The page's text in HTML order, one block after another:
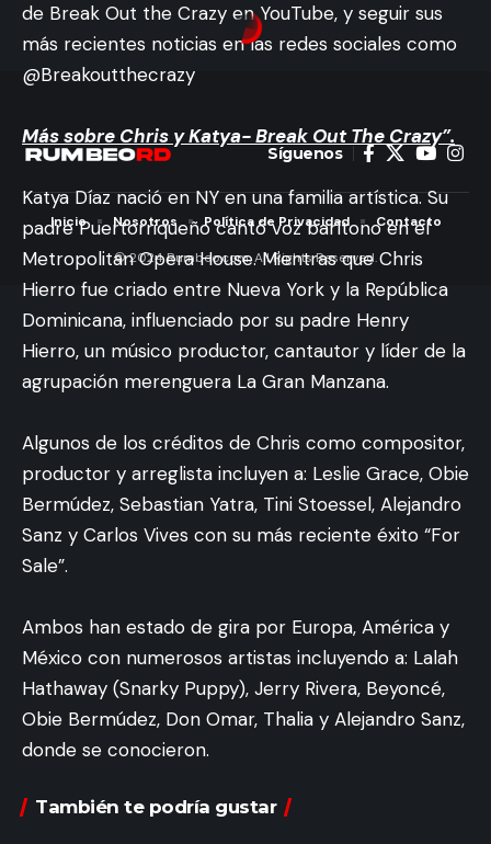
de Break Out the Crazy en YouTube, y seguir sus
más recientes noticias en las redes sociales como
@Breakoutthecrazy
Más sobre Chris y Katya- Break Out The Crazy”.
Katya Díaz nació en NY en una familia artística. Su
padre Puertorriqueño cantó voz barítono en el
Metropolitan Opera House. Mientras que Chris
Hierro fue criado entre Nueva York y la República
Dominicana, influenciado por su padre Henry
Hierro, un músico productor, cantautor y líder de la
agrupación merenguera La Gran Manzana.
Algunos de los créditos de Chris como compositor,
productor y arreglista incluyen a: Leslie Grace, Obie
Bermúdez, Sebastian Yatra, Tini Stoessel, Alejandro
Sanz y Carlos Vives con su más reciente éxito “For
Sale”.
Ambos han estado de gira por Europa, América y
México con numerosos artistas incluyendo a: Lalah
Hathaway (Snarky Puppy), Jerry Rivera, Beyoncé,
Obie Bermúdez, Don Omar, Thalia y Alejandro Sanz,
donde se conocieron.
También te podría gustar
Síguenos
© 2024 Rumbeo.com. All Rights Reserved.
Inicio Nosotros Política de Privacidad Contacto